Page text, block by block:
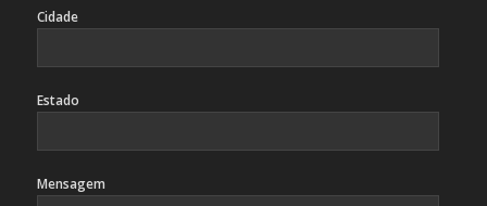
Cidade
Estado
Mensagem